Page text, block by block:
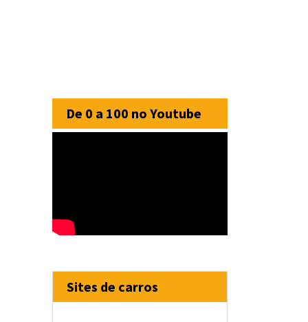
De 0 a 100 no Youtube
Sites de carros